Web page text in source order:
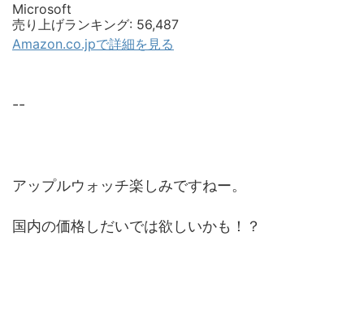
Microsoft
売り上げランキング: 56,487
Amazon.co.jpで詳細を見る
--
アップルウォッチ楽しみですねー。
国内の価格しだいでは欲しいかも！？